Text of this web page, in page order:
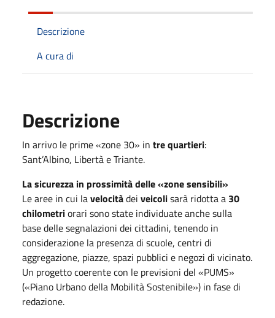
Descrizione
A cura di
Descrizione
In arrivo le prime «zone 30» in tre quartieri:
Sant’Albino, Libertà e Triante.
La sicurezza in prossimità delle «zone sensibili»
Le aree in cui lavelocitàdei veicolisarà ridotta a 30
chilometriorari sono state individuate anche sulla
base delle segnalazioni dei cittadini, tenendo in
considerazione la presenza di scuole, centri di
aggregazione, piazze, spazi pubblici e negozi di vicinato.
Un progetto coerente con le previsioni del «PUMS»
(«Piano Urbano della Mobilità Sostenibile») in fase di
redazione.